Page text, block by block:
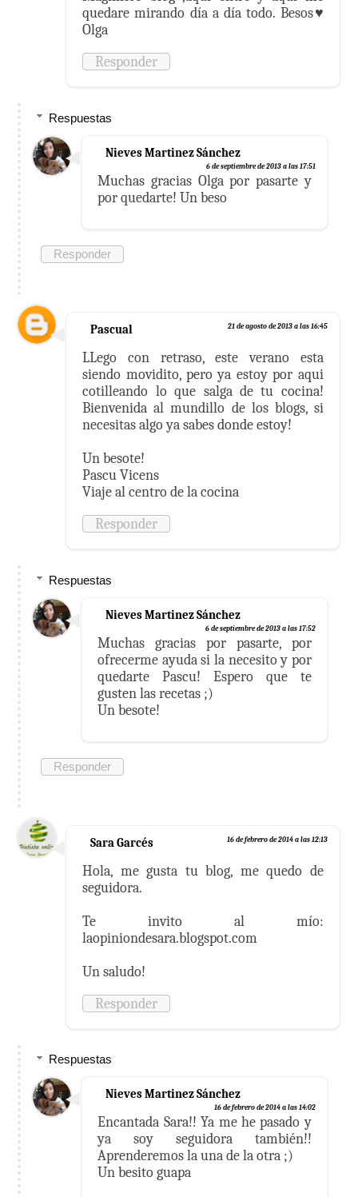
quedare mirando día a día todo. Besos♥
Olga
Responder
Respuestas
Nieves Martinez Sánchez
6 de septiembre de 2013 a las 17:51
Muchas gracias Olga por pasarte y
por quedarte! Un beso
Responder
Pascual 21 de agosto de 2013 a las 16:45
LLego con retraso, este verano esta
siendo movidito, pero ya estoy por aqui
cotilleando lo que salga de tu cocina!
Bienvenida al mundillo de los blogs, si
necesitas algo ya sabes donde estoy!
Un besote!
Pascu Vicens
Viaje al centro de la cocina
Responder
Respuestas
Nieves Martinez Sánchez
6 de septiembre de 2013 a las 17:52
Muchas gracias por pasarte, por
ofrecerme ayuda si la necesito y por
quedarte Pascu! Espero que te
gusten las recetas ;)
Un besote!
Responder
Sara Garcés 16 de febrero de 2014 a las 12:13
Hola, me gusta tu blog, me quedo de
seguidora.
Te invito al mío:
laopiniondesara.blogspot.com
Un saludo!
Responder
Respuestas
Nieves Martinez Sánchez
16 de febrero de 2014 a las 14:02
Encantada Sara!! Ya me he pasado y
ya soy seguidora también!!
Aprenderemos la una de la otra ;)
Un besito guapa